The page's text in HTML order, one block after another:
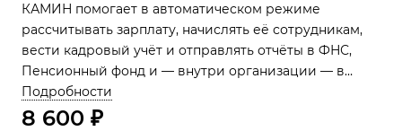
КАМИН помогает в автоматическом режиме
рассчитывать зарплату, начислять её сотрудникам,
вести кадровый учёт и отправлять отчёты в ФНС,
Пенсионный фонд и — внутри организации — в
1С:Бухгалтерию.
Подробности
8 600 ₽